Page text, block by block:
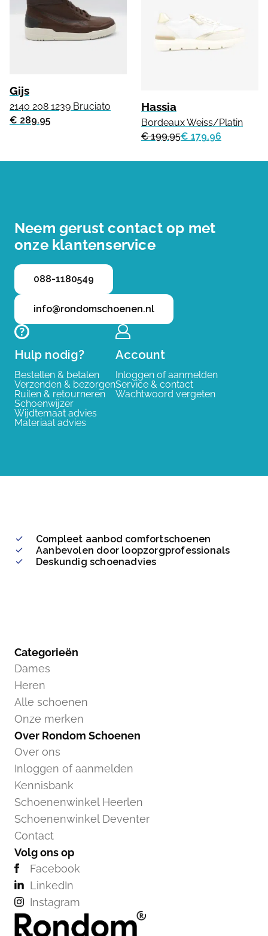
Gijs
2140 208 1239 Bruciato
€ 289.95
Hassia
Bordeaux Weiss/Platin
€ 199.95€ 179.96
Neem gerust contact op met
onze klantenservice
088-1180549
info@rondomschoenen.nl
Hulp nodig?
Bestellen & betalen
Verzenden & bezorgen
Ruilen & retourneren
Schoenwijzer
Wijdtemaat advies
Materiaal advies
Account
Inloggen of aanmelden
Service & contact
Wachtwoord vergeten
Compleet aanbod comfortschoenen
Aanbevolen door loopzorgprofessionals
Deskundig schoenadvies
Categorieën
Dames
Heren
Alle schoenen
Onze merken
Over Rondom Schoenen
Over ons
Inloggen of aanmelden
Kennisbank
Schoenenwinkel Heerlen
Schoenenwinkel Deventer
Contact
Volg ons op
Facebook
LinkedIn
Instagram